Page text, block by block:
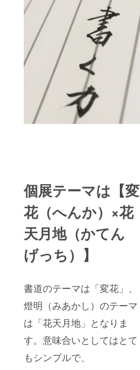
個展テーマは【変
花（へんか）×花
天月地（かてん
げっち）】
書道のテーマは「変花」、
燈明（みあかし）のテーマ
は「花天月地」となりま
す。意味合いとしてはとて
もシンプルで、